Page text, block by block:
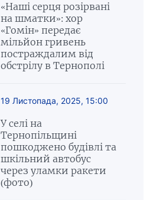
«Наші серця розірвані
на шматки»: хор
«Гомін» передає
мільйон гривень
постраждалим від
обстрілу в Тернополі
19 Листопада, 2025, 15:00
У селі на
Тернопільщині
пошкоджено будівлі та
шкільний автобус
через уламки ракети
(фото)